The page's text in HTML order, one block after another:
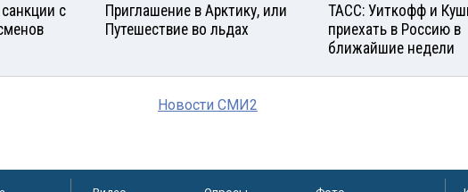
с
Приглашение в Арктику, или
Путешествие во льдах
ТАСС: Уиткофф и
приехать в Россию в
ближайшие недели
Новости СМИ2